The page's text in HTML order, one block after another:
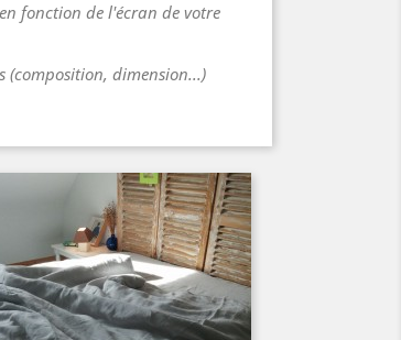
fonction de l'écran de votre
(composition, dimension...)